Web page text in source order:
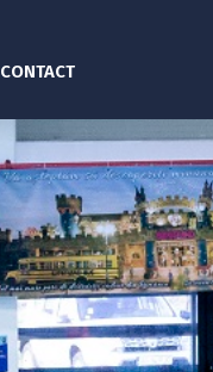
CONTACT